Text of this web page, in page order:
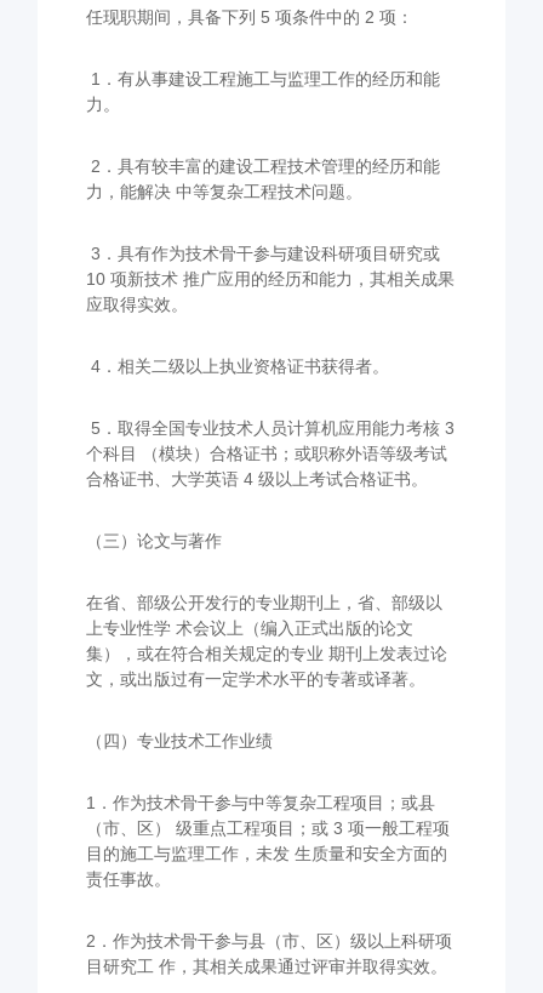
任现职期间，具备下列 5 项条件中的 2 项：
1．有从事建设工程施工与监理工作的经历和能
力。
2．具有较丰富的建设工程技术管理的经历和能
力，能解决 中等复杂工程技术问题。
3．具有作为技术骨干参与建设科研项目研究或
10 项新技术 推广应用的经历和能力，其相关成果
应取得实效。
4．相关二级以上执业资格证书获得者。
5．取得全国专业技术人员计算机应用能力考核 3
个科目 （模块）合格证书；或职称外语等级考试
合格证书、大学英语 4 级以上考试合格证书。
（三）论文与著作
在省、部级公开发行的专业期刊上，省、部级以
上专业性学 术会议上（编入正式出版的论文
集），或在符合相关规定的专业 期刊上发表过论
文，或出版过有一定学术水平的专著或译著。
（四）专业技术工作业绩
1．作为技术骨干参与中等复杂工程项目；或县
（市、区） 级重点工程项目；或 3 项一般工程项
目的施工与监理工作，未发 生质量和安全方面的
责任事故。
2．作为技术骨干参与县（市、区）级以上科研项
目研究工 作，其相关成果通过评审并取得实效。